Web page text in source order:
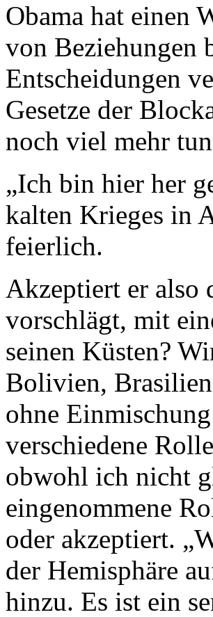
Obama hat einen
von Beziehungen
Entscheidungen
Gesetze der
noch viel mehr
„Ich bin hier her
kalten Krieges in
feierlich.
Akzeptiert er also
vorschlägt, mit
seinen Küsten?
Bolivien,
ohne
verschiedene
obwohl ich nicht
eingenommene
oder akzeptiert.
der Hemisphäre
hinzu. Es ist ein